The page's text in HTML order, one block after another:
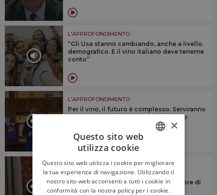
L'APPROFONDIMENTO
“Gli Usa stanno cambiando, anche a livello
demografico. E il vino italiano deve tenerne
conto”
L'APPROFONDIMENTO
Per il vino, il futuro è complesso. Serviranno
identità territoriale e “anima”, citando
L'APPROFONDIMENTO
“Dovremmo cercare di riunire le
denominazioni sotto un numero minore di
consorzi di tutela”
ENGLISH
×
Questo sito web
utilizza cookie
Questo sito web utilizza i cookie per migliorare
la tua esperienza di navigazione. Utilizzando il
nostro sito web acconsenti a tutti i cookie in
conformità con la nostra policy per i cookie.